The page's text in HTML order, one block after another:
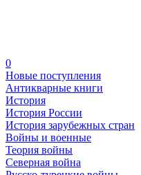
0
Новые поступления
Антикварные книги
История
История России
История зарубежных стран
Войны и военные
Теория войны
Северная война